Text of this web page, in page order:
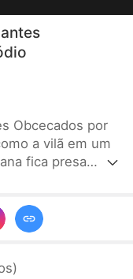
Obcecados por
a vilã em um
fica presa
mas o Lobo
por
e o Pirata
)